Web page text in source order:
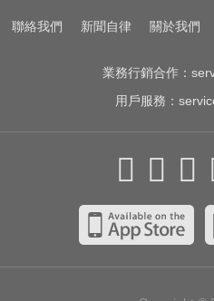
NBA／獨行俠、火
聯絡我們 新聞自律 關於我們
業務行銷合作：
用戶服務：